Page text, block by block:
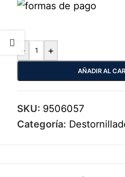
- +
AÑADIR AL
SKU: 9506057
Categoría: